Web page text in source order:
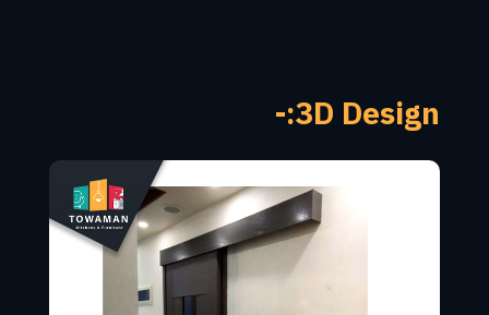
3D Design:-